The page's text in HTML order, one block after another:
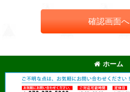
確認画面へ
ホーム